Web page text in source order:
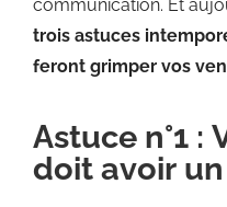
communication. Et
trois astuces
feront grimper vos
Astuce n°1 :
doit avoir